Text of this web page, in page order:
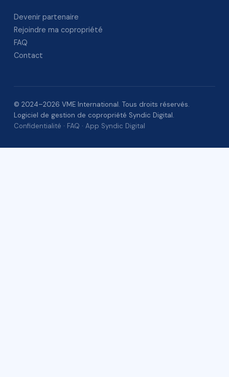
Devenir partenaire
Rejoindre ma copropriété
FAQ
Contact
© 2024–2026 VME International. Tous droits réservés.
Logiciel de gestion de copropriété Syndic Digital.
Confidentialité · FAQ · App Syndic Digital